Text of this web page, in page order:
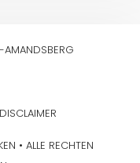
AMANDSBERG
DISCLAIMER
• ALLE RECHTEN